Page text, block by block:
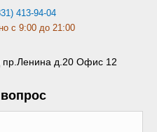
413-94-04
с 9:00 до 21:00
пр.Ленина д.20 Офис 12